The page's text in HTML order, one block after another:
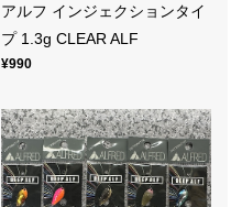
アルフ インジェクションタイ
プ 1.3g CLEAR ALF
¥990